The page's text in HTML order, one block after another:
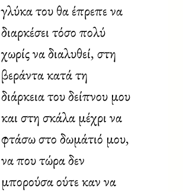
γλύκα του θα έπρεπε να
διαρκέσει τόσο πολύ
χωρίς να διαλυθεί, στη
βεράντα κατά τη
διάρκεια του δείπνου μου
και στη σκάλα μέχρι να
φτάσω στο δωμάτιό μου,
να που τώρα δεν
μπορούσα ούτε καν να